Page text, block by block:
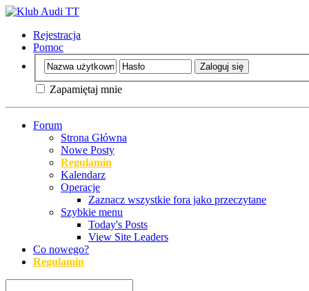
Rejestracja
Pomoc
Zapamiętaj mnie
Forum
Strona Główna
Nowe Posty
Regulamin
Kalendarz
Operacje
Zaznacz wszystkie fora jako przeczytane
Szybkie menu
Today's Posts
View Site Leaders
Co nowego?
Regulamin